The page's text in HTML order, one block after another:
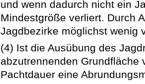
und wenn dadurch nicht ein
Mindestgröße verliert. Durch
Jagdbezirke möglichst wenig
(4) Ist die Ausübung des
abzutrennenden Grundfläche
Pachtdauer eine